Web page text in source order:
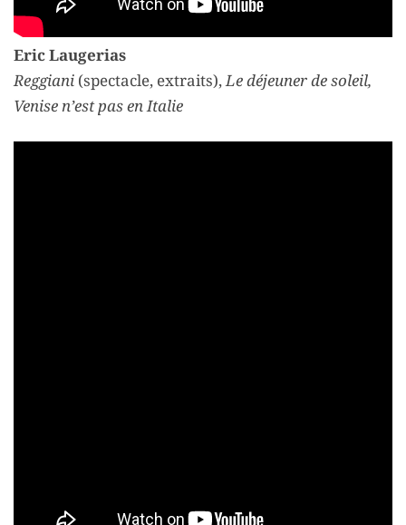
Eric Laugerias
Reggiani (spectacle, extraits),Le déjeuner de soleil,
Venise n’est pas en Italie